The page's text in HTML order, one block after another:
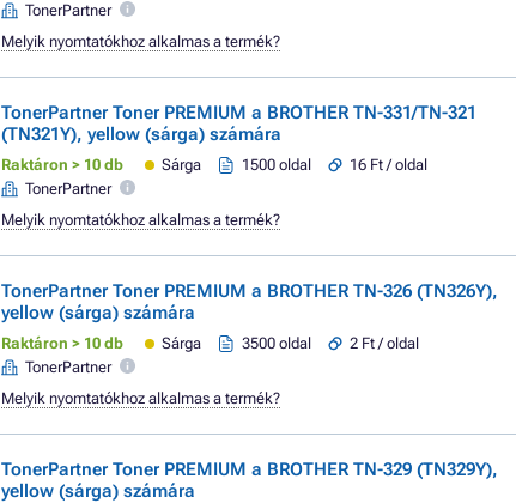
TonerPartner
Melyik nyomtatókhoz alkalmas a termék?
TonerPartner Toner PREMIUM a BROTHER TN-331/TN-321
(TN321Y), yellow (sárga) számára
Raktáron > 10 db Sárga 1500 oldal
16 Ft / oldal
TonerPartner
Melyik nyomtatókhoz alkalmas a termék?
TonerPartner Toner PREMIUM a BROTHER TN-326 (TN326Y),
yellow (sárga) számára
Raktáron > 10 db Sárga 3500 oldal
2 Ft / oldal
TonerPartner
Melyik nyomtatókhoz alkalmas a termék?
TonerPartner Toner PREMIUM a BROTHER TN-329 (TN329Y),
yellow (sárga) számára